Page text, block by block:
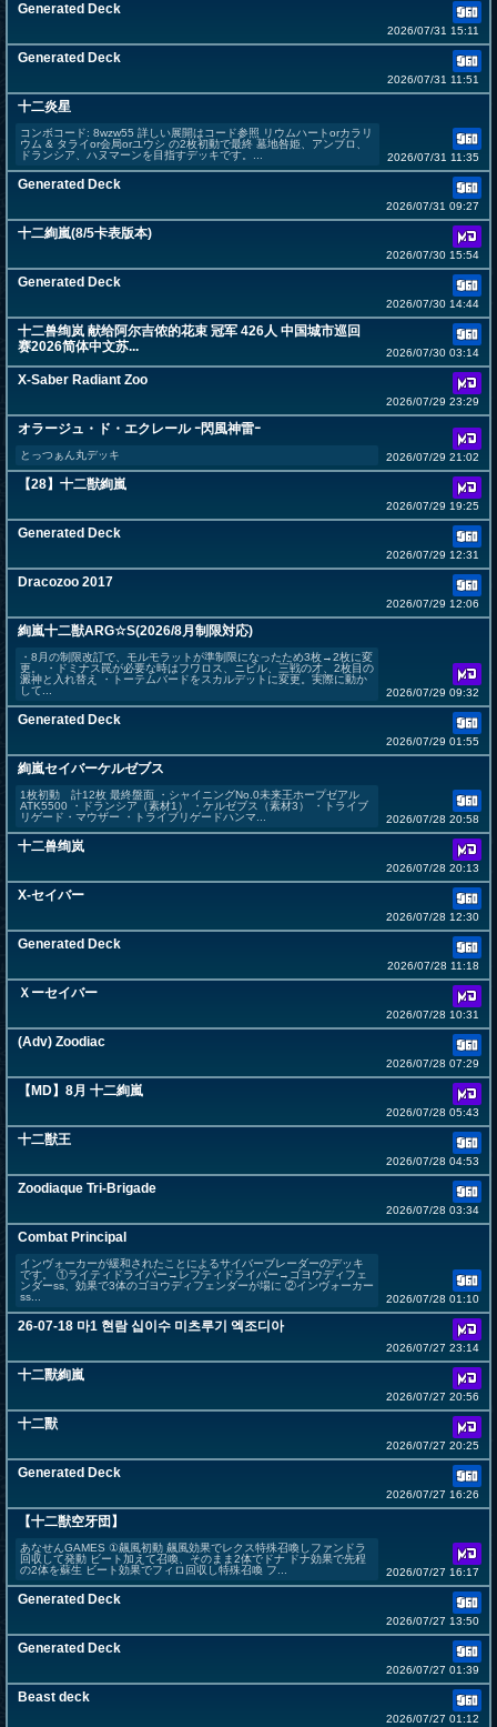
Generated Deck
2026/07/31 15:11
Generated Deck
2026/07/31 11:51
十二炎星
コンボコード: 8wzw55 詳しい展開はコード参照 リウムハートorカラリ
ウム & タライor会局orユウシ の2枚初動で最終 墓地咎姫、アンブロ、
ドランシア、ハヌマーンを目指すデッキです。...
2026/07/31 11:35
Generated Deck
2026/07/31 09:27
十二絢嵐(8/5卡表版本)
2026/07/30 15:54
Generated Deck
2026/07/30 14:44
十二兽绚岚 献给阿尔吉侬的花束 冠军 426人 中国城市巡回
赛2026简体中文苏...
2026/07/30 03:14
X-Saber Radiant Zoo
2026/07/29 23:29
オラージュ・ド・エクレール ｰ閃風神雷ｰ
とっつぁん丸デッキ 2026/07/29 21:02
【28】十二獣絢嵐
2026/07/29 19:25
Generated Deck
2026/07/29 12:31
Dracozoo 2017
2026/07/29 12:06
絢嵐十二獣ARG☆S(2026/8月制限対応)
・8月の制限改訂で、モルモラットが準制限になったため3枚→2枚に変
更。 ・ドミナス罠が必要な時はフワロス、ニビル、三戦の才、2枚目の
澱神と入れ替え ・トーテムバードをスカルデットに変更。実際に動か
して...
2026/07/29 09:32
Generated Deck
2026/07/29 01:55
絢嵐セイバーケルゼブス
1枚初動 計12枚 最終盤面 ・シャイニングNo.0未来王ホープゼアル
ATK5500 ・ドランシア（素材1） ・ケルゼブス（素材3） ・トライブ
リゲード・マウザー ・トライブリゲードハンマ...
2026/07/28 20:58
十二兽绚岚
2026/07/28 20:13
X-セイバー
2026/07/28 12:30
Generated Deck
2026/07/28 11:18
Ｘーセイバー
2026/07/28 10:31
(Adv) Zoodiac
2026/07/28 07:29
【MD】8月 十二絢嵐
2026/07/28 05:43
十二獣王
2026/07/28 04:53
Zoodiaque Tri-Brigade
2026/07/28 03:34
Combat Principal
インヴォーカーが緩和されたことによるサイバーブレーダーのデッキ
です。 ①ライティドライバー→レフティドライバー→ゴヨウディフェ
ンダーss、効果で3体のゴヨウディフェンダーが場に ②インヴォーカー
ss...
2026/07/28 01:10
26-07-18 마1 현람 십이수 미츠루기 엑조디아
2026/07/27 23:14
十二獸絢嵐
2026/07/27 20:56
十二獸
2026/07/27 20:25
Generated Deck
2026/07/27 16:26
【十二獣空牙団】
あなせんGAMES ①飆風初動 飆風効果でレクス特殊召喚しファンドラ
回収して発動 ビート加えて召喚、そのまま2体でドナ ドナ効果で先程
の2体を蘇生 ビート効果でフィロ回収し特殊召喚 フ...
2026/07/27 16:17
Generated Deck
2026/07/27 13:50
Generated Deck
2026/07/27 01:39
Beast deck
2026/07/27 01:12